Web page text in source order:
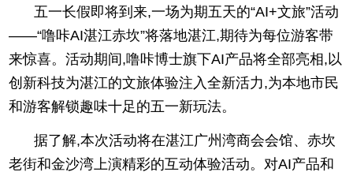
五一长假即将到来,一场为期五天的“AI+文旅”活动
——“噜咔AI湛江赤坎”将落地湛江,期待为每位游客带
来惊喜。活动期间,噜咔博士旗下AI产品将全部亮相,以
创新科技为湛江的文旅体验注入全新活力,为本地市民
和游客解锁趣味十足的五一新玩法。
据了解,本次活动将在湛江广州湾商会会馆、赤坎
老街和金沙湾上演精彩的互动体验活动。对AI产品和